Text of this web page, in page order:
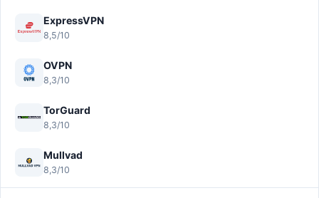
ExpressVPN
8,5/10
OVPN
8,3/10
TorGuard
8,3/10
Mullvad
8,3/10